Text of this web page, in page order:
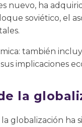
nuevo, ha
soviético, el
también
implicaciones
la
globalización